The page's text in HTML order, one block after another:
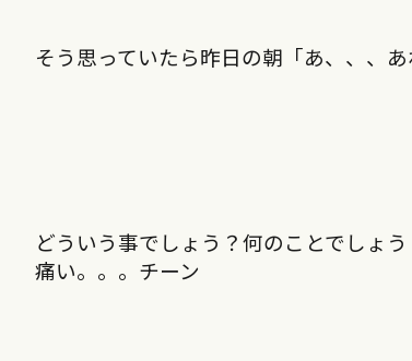
そう思っていたら昨日の朝「あ、、、
どういう事でしょう？何のことでしょ
痛い。。。チーン